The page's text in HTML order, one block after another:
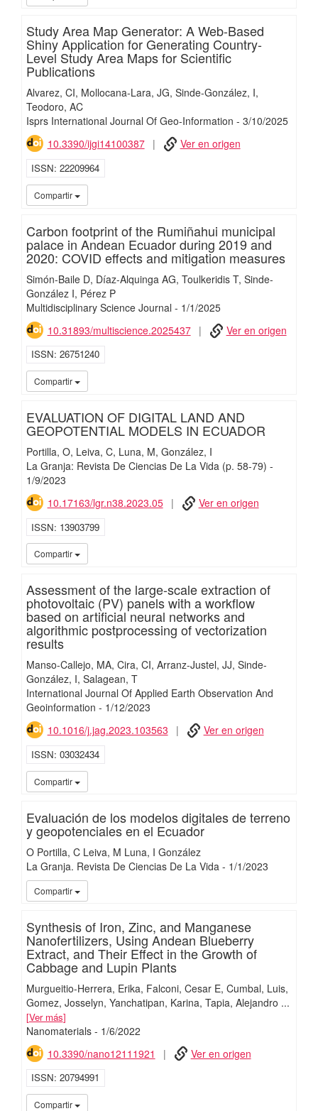
Study Area Map Generator: A Web-Based
Shiny Application for Generating Country-
Level Study Area Maps for Scientific
Publications
Alvarez, CI Mollocana-Lara, JG Sinde-González, I
Teodoro, AC
Isprs International Journal Of Geo-Information - 3/10/2025
10.3390/ijgi14100387
Ver en origen
ISSN 22209964
Compartir
Carbon footprint of the Rumiñahui municipal
palace in Andean Ecuador during 2019 and
2020: COVID effects and mitigation measures
Simón-Baile D Díaz-Alquinga AG Toulkeridis T Sinde-
González I Pérez P
Multidisciplinary Science Journal - 1/1/2025
10.31893/multiscience.2025437
Ver en origen
ISSN 26751240
Compartir
EVALUATION OF DIGITAL LAND AND
GEOPOTENTIAL MODELS IN ECUADOR
Portilla, O Leiva, C Luna, M González, I
La Granja: Revista De Ciencias De La Vida (p. 58-79) -
1/9/2023
10.17163/lgr.n38.2023.05
Ver en origen
ISSN 13903799
Compartir
Assessment of the large-scale extraction of
photovoltaic (PV) panels with a workflow
based on artificial neural networks and
algorithmic postprocessing of vectorization
results
Manso-Callejo, MA Cira, CI Arranz-Justel, JJ Sinde-
González, I Salagean, T
International Journal Of Applied Earth Observation And
Geoinformation - 1/12/2023
10.1016/j.jag.2023.103563
Ver en origen
ISSN 03032434
Compartir
Evaluación de los modelos digitales de terreno
y geopotenciales en el Ecuador
O Portilla C Leiva M Luna I González
La Granja. Revista De Ciencias De La Vida - 1/1/2023
Compartir
Synthesis of Iron, Zinc, and Manganese
Nanofertilizers, Using Andean Blueberry
Extract, and Their Effect in the Growth of
Cabbage and Lupin Plants
Murgueitio-Herrera, Erika Falconi, Cesar E Cumbal, Luis
Gomez, Josselyn Yanchatipan, Karina Tapia, Alejandro ...
Ver más
Nanomaterials- 1/6/2022
10.3390/nano12111921
Ver en origen
ISSN 20794991
Compartir